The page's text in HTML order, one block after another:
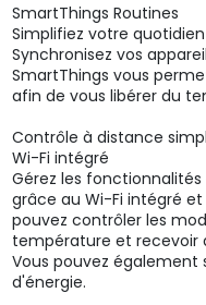
SmartThings Routines
Simplifiez votre quotidien
Synchronisez vos
SmartThings vous
afin de vous libérer du
Contrôle à distance
Wi-Fi intégré
Gérez les
grâce au Wi-Fi intégré
pouvez contrôler les
température et recevoir
Vous pouvez
d'énergie.